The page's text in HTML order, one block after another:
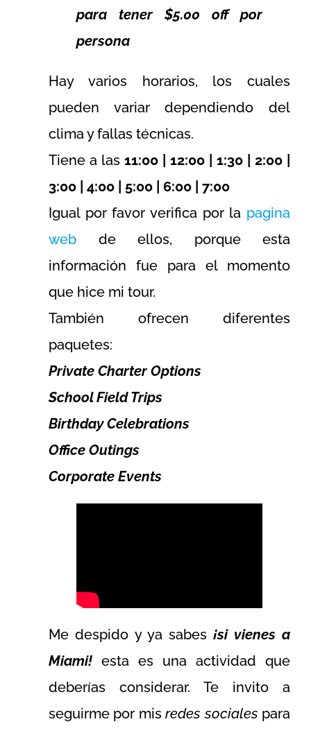
para tener $5.00 off por
persona
Hay varios horarios, los cuales
pueden variar dependiendo del
clima y fallas técnicas.
Tiene a las 11:00 | 12:00 | 1:30 | 2:00 |
3:00 | 4:00 | 5:00 | 6:00 | 7:00
Igual por favor verifica por la pagina
web de ellos, porque esta
información fue para el momento
que hice mi tour.
También ofrecen diferentes
paquetes:
Private Charter Options
School Field Trips
Birthday Celebrations
Office Outings
Corporate Events
Me despido y ya sabes¡si vienes a
Miami! esta es una actividad que
deberías considerar. Te invito a
seguirme por misredes sociales para